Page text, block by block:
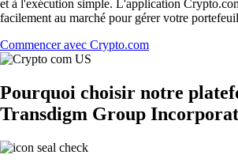
et à l'exécution simple. L'application
facilement au marché pour gérer votre
Commencer avec Crypto.com
Pourquoi choisir notre
Transdigm Group